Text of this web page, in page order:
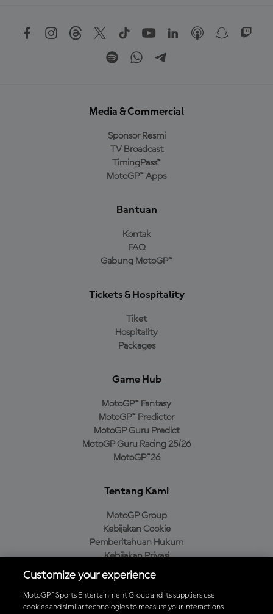
Media & Commercial
Sponsor Resmi
TV Broadcast
TimingPass™
MotoGP™ Apps
Bantuan
Kontak
FAQ
Gabung MotoGP™
Tickets & Hospitality
Tiket
Hospitality
Packages
Game Hub
MotoGP™ Fantasy
MotoGP™ Predictor
MotoGP Guru Predict
MotoGP Guru Racing 25/26
MotoGP™26
Tentang Kami
MotoGP Group
Kebijakan Cookie
Pemberitahuan Hukum
Kebijakan Privasi
Kebijakan Pembelian
Customize your experience
MotoGP™ Sports Entertainment Group and its suppliers use
cookies and similar technologies to measure your interactions